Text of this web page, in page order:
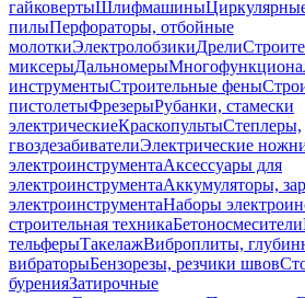
гайковертыШлифмашины
пилыПерфораторы, отбойные
молоткиЭлектролобзикиДрели
миксерыДальномеры
инструментыСтроительные фены
пистолетыФрезерыРубанки, стамески
электрическиеКраскопультыСтеплеры,
гвоздезабивателиЭлектрические
электроинструментаАксессуары для
электроинструментаАккумуляторы,
электроинструментаНаборы
строительная техникаБетоносмесители
тельферыТакелажВиброплиты,
вибраторыБензорезы, резчики швов
буренияЗатирочные